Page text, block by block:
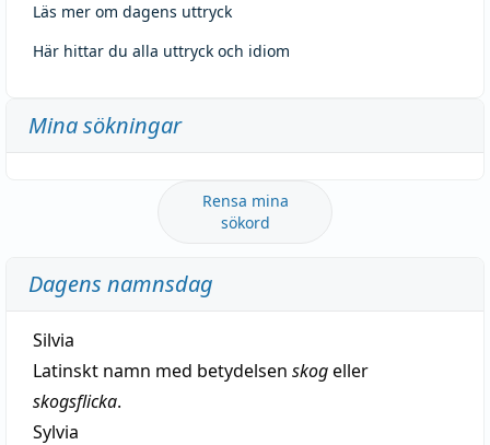
Läs mer om dagens uttryck
Här hittar du alla uttryck och idiom
Mina sökningar
Rensa mina
sökord
Dagens namnsdag
Silvia
Latinskt namn med betydelsen skogeller
skogsflicka.
Sylvia